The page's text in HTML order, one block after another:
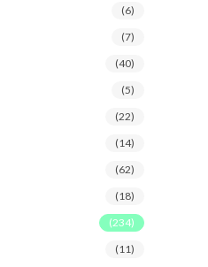
(6)
(7)
(40)
(5)
(22)
(14)
(62)
(18)
(234)
(11)